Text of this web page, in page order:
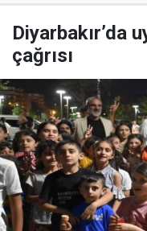
Diyarbakır’da
çağrısı